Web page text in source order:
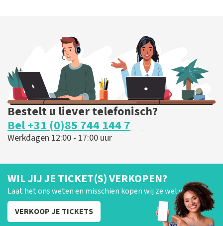
Bestelt u liever telefonisch?
Bel +31 (0)85 744 144 7
Werkdagen 12:00 - 17:00 uur
WIL JIJ JE TICKET(S) VERKOPEN?
Laat het ons weten en misschien kopen wij ze wel van je!
VERKOOP JE TICKETS